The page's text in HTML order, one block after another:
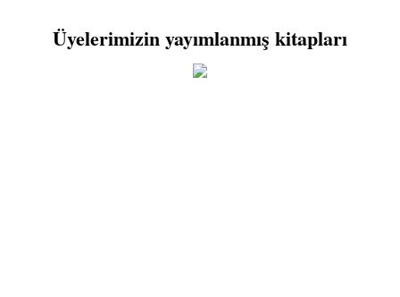
Üyelerimizin yayımlanmış kitapları